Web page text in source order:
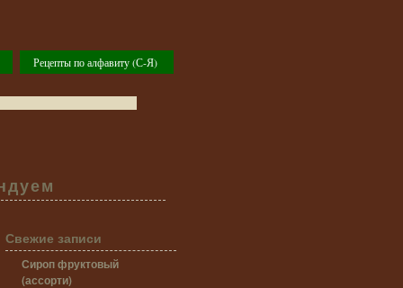
Рецепты по алфавиту (С-Я)
Свежие записи
Сироп фруктовый
(ассорти)